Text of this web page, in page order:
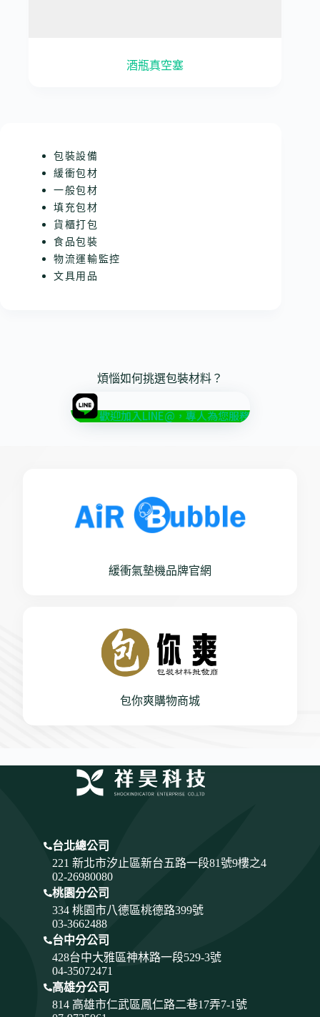
酒瓶真空塞
包裝設備
緩衝包材
一般包材
填充包材
貨櫃打包
食品包裝
物流運輸監控
文具用品
煩惱如何挑選包裝材料？
歡迎加入LINE@，專人為您服務
緩衝氣墊機品牌官網
包你爽購物商城
台北總公司
221 新北市汐止區新台五路一段81號9樓之4
02-26980080
桃園分公司
334 桃園市八德區桃德路399號
03-3662488
台中分公司
428台中大雅區神林路一段529-3號
04-35072471
高雄分公司
814 高雄市仁武區鳳仁路二巷17弄7-1號